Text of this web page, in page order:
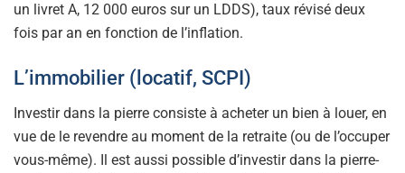
un livret A, 12 000 euros sur un LDDS), taux révisé deux
fois par an en fonction de l’inflation.
L’immobilier (locatif, SCPI)
Investir dans la pierre consiste à acheter un bien à louer, en
vue de le revendre au moment de la retraite (ou de l’occuper
vous-même). Il est aussi possible d’investir dans la pierre-